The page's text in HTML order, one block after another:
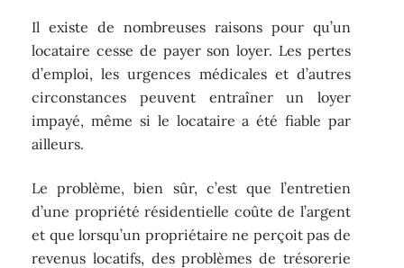
Il existe de nombreuses raisons pour qu’un
locataire cesse de payer son loyer. Les pertes
d’emploi, les urgences médicales et d’autres
circonstances peuvent entraîner un loyer
impayé, même si le locataire a été fiable par
ailleurs.
Le problème, bien sûr, c’est que l’entretien
d’une propriété résidentielle coûte de l’argent
et que lorsqu’un propriétaire ne perçoit pas de
revenus locatifs, des problèmes de trésorerie